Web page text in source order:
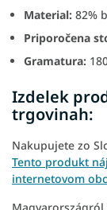
Material: 82%
Priporočena
Gramatura:
Izdelek
trgovinah:
Nakupujete zo
Tento produkt
internetovom
Magyarországról